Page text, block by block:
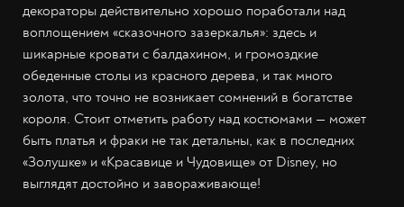
декораторы действительно хорошо поработали над
воплощением «сказочного зазеркалья»: здесь и
шикарные кровати с балдахином, и громоздкие
обеденные столы из красного дерева, и так много
золота, что точно не возникает сомнений в богатстве
короля. Стоит отметить работу над костюмами — может
быть платья и фраки не так детальны, как в последних
«Золушке» и «Красавице и Чудовище» от Disney, но
выглядят достойно и завораживающе!